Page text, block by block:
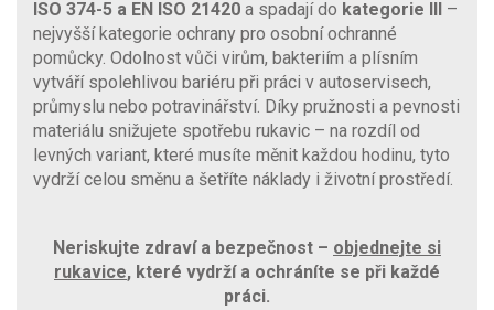
ISO 374-5 a EN ISO 21420 a spadají do kategorie III
–
nejvyšší kategorie ochrany pro osobní ochranné
pomůcky. Odolnost vůči virům, bakteriím a plísním
vytváří spolehlivou bariéru při práci v autoservisech,
průmyslu nebo potravinářství. Díky pružnosti a pevnosti
materiálu snižujete spotřebu rukavic – na rozdíl od
levných variant, které musíte měnit každou hodinu, tyto
vydrží celou směnu a šetříte náklady i životní prostředí.
Neriskujte zdraví a bezpečnost – objednejte si
rukavice, které vydrží a ochráníte se při každé
práci.